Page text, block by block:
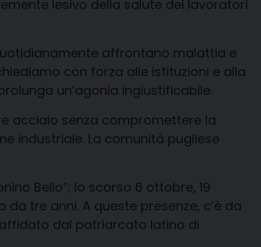
lesivo della salute dei lavoratori
affrontano malattia e
con forza alle istituzioni e alla
un’agonia ingiustificabile.
acciaio senza compromettere la
industriale. La comunità pugliese
Bello”; lo scorso 6 ottobre, 19
tre anni. A queste presenze, c’è da
affidato dal patriarcato latino di